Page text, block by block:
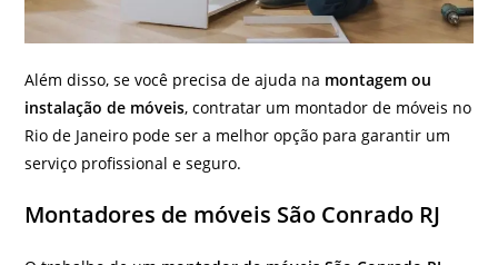
Além disso, se você precisa de ajuda na montagem ou
instalação de móveis, contratar um montador de móveis no
Rio de Janeiro pode ser a melhor opção para garantir um
serviço profissional e seguro.
Montadores de móveis São Conrado RJ